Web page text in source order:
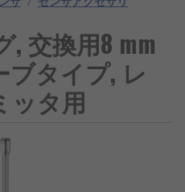
, 交換用8 mm
タイプ, レ
ッタ用